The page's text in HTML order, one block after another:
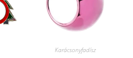
Karácsonyfadísz